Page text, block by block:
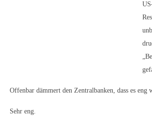
Offenbar dämmert den Zentralbanken, dass es eng
Sehr eng.